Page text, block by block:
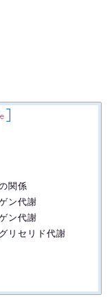
]
関係
ン代謝
ン代謝
リセリド代謝